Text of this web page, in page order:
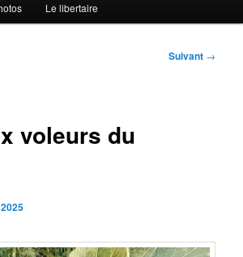
Le libertaire
Suivant →
voleurs du